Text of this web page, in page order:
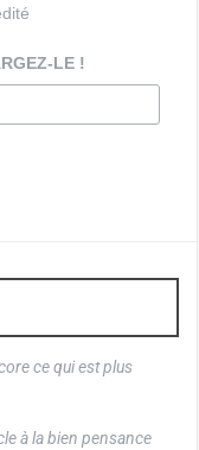
LE !
ce qui est plus
à la bien pensance